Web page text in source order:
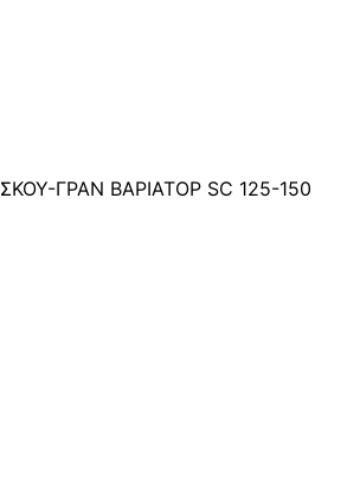
ΓΡΑΝ ΒΑΡΙΑΤΟΡ SC 125-150